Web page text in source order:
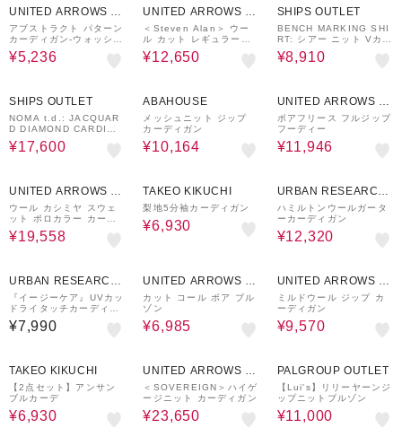
UNITED ARROWS O
UTLET
アブストラクト パターン
カーディガン-ウォッシャ
ブル-＜A DAY IN THE
LIFE＞
¥5,236
UNITED ARROWS O
UTLET
＜Steven Alan＞ ウー
ル カット レギュラーカ
ラー ブルゾン
¥12,650
SHIPS OUTLET
BENCH MARKING SHI
RT: シアー ニット Vカー
ディガン
¥8,910
SHIPS OUTLET
NOMA t.d.: JACQUAR
D DIAMOND CARDIGA
N
¥17,600
ABAHOUSE
メッシュニット ジップ
カーディガン
¥10,164
UNITED ARROWS O
UTLET
ボアフリース フルジップ
フーディー
¥11,946
UNITED ARROWS O
UTLET
ウール カシミヤ スウェ
ット ポロカラー カーデ
ィガン
¥19,558
TAKEO KIKUCHI
梨地5分袖カーディガン
¥6,930
URBAN RESEARCH
ware house
ハミルトンウールガータ
ーカーディガン
¥12,320
URBAN RESEARCH
ware house
『イージーケア』UVカッ
ドライタッチカーディガ
ン+刺繍Tシャツセット
¥7,990
UNITED ARROWS O
UTLET
カット コール ボア ブル
ゾン
¥6,985
UNITED ARROWS O
UTLET
ミルドウール ジップ カ
ーディガン
¥9,570
TAKEO KIKUCHI
【2点セット】アンサン
ブルカーデ
¥6,930
UNITED ARROWS O
UTLET
＜SOVEREIGN＞ハイゲ
ージニット カーディガン
¥23,650
PALGROUP OUTLET
【Lui's】リリーヤーンジ
ップニットブルゾン
¥11,000